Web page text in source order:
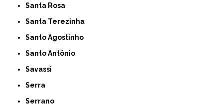
Santa Rosa
Santa Terezinha
Santo Agostinho
Santo Antônio
Savassi
Serra
Serrano